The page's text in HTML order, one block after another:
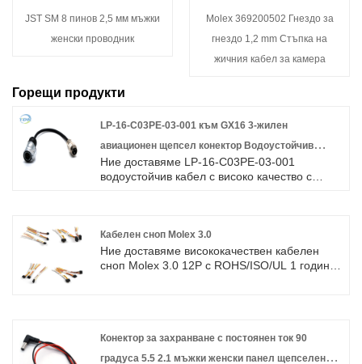
JST SM 8 пинов 2,5 мм мъжки
женски проводник
Molex 369200502 Гнездо за
гнездо 1,2 mm Стъпка на
жичния кабел за камера
Горещи продукти
LP-16-C03PE-03-001 към GX16 3-жилен
авиационен щепсел конектор Водоустойчив
кабелен кабел
Ние доставяме LP-16-C03PE-03-001
водоустойчив кабел с високо качество с
10 години, покривайки по-голямата част от
пазара в Азия, Европа и Америка. Очакваме
да станем ваш дългосрочен партньор в
Кабелен сноп Molex 3.0
Ние доставяме висококачествен кабелен
сноп Molex 3.0 12P с ROHS/ISO/UL 1 година
Америка. Очакваме да станем ваши
дългосрочни партньори в Китай.
Конектор за захранване с постоянен ток 90
градуса 5.5 2.1 мъжки женски панел щепселен